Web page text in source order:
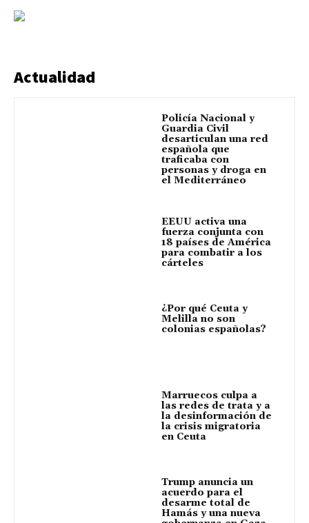
Actualidad
Policía Nacional y
Guardia Civil
desarticulan una red
española que
traficaba con
personas y droga en
el Mediterráneo
EEUU activa una
fuerza conjunta con
18 países de América
para combatir a los
cárteles
¿Por qué Ceuta y
Melilla no son
colonias españolas?
Marruecos culpa a
las redes de trata y a
la desinformación de
la crisis migratoria
en Ceuta
Trump anuncia un
acuerdo para el
desarme total de
Hamás y una nueva